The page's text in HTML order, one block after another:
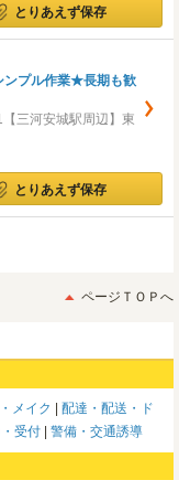
とりあえず保存
ンプル作業★長期も歓
三河安城駅周辺】東
とりあえず保存
ページＴＯＰへ
メイク
配達・配送・ド
受付 警備・交通誘導